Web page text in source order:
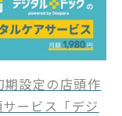
期設定の店頭作
ービス「デジ